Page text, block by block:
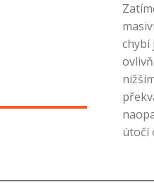
chybí
útočí